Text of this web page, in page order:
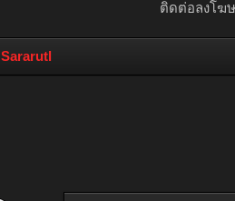
ติดต่อลงโฆ
Sararutl